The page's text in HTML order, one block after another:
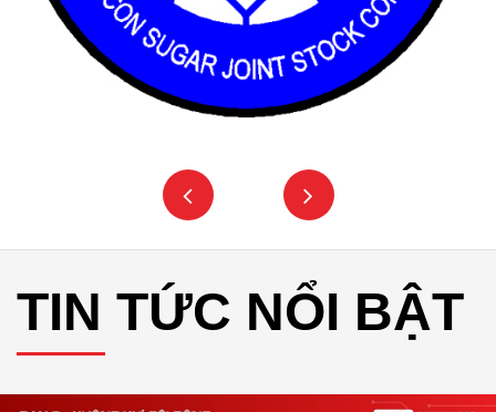
TIN TỨC NỔI BẬT